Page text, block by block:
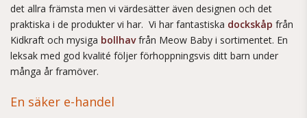
det allra främsta men vi värdesätter även designen och det
praktiska i de produkter vi har. Vi har fantastiska dockskåp från
Kidkraft och mysiga bollhavfrån Meow Baby i sortimentet. En
leksak med god kvalité följer förhoppningsvis ditt barn under
många år framöver.
En säker e-handel